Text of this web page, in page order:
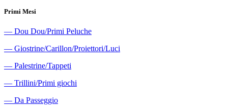
Primi Mesi
― Dou Dou/Primi Peluche
― Giostrine/Carillon/Proiettori/Luci
― Palestrine/Tappeti
― Trillini/Primi giochi
― Da Passeggio